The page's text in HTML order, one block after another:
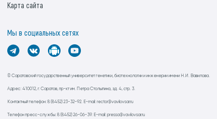
© Саратовский государственный университет генетики, биотехнологии и инженерии имени Н.И. Вавилова.
Адрес: 410012, г. Саратов, пр-кт им. Петра Столыпина, зд. 4, стр. 3.
Контактный телефон: 8 (8452) 23-32-92. E-mail: rector@vavilovsar.ru
Телефон пресс-службы: 8 (8452) 26-06-39. E-mail: pressa@vavilovsar.ru
Карта сайта
Мы в социальных сетях